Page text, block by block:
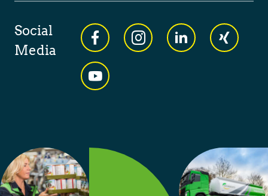
Social
Media